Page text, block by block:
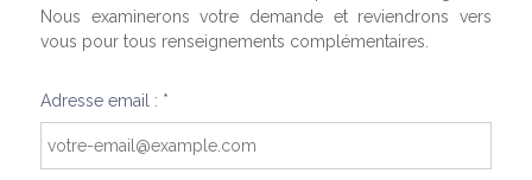
Nous examinerons votre demande et reviendrons vers
vous pour tous renseignements complémentaires.
Adresse email : *